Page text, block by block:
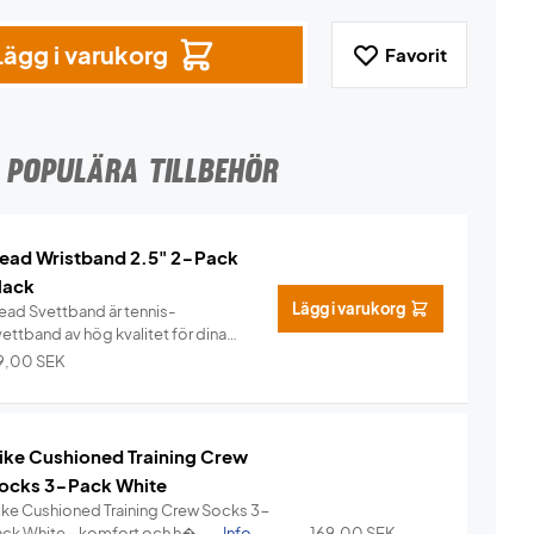
i varukorg Favorit
POPULÄRA TILLBEHÖR
Wristband 2.5" 2-Pack
Svettband är tennis-
av hög kvalitet för dina
Info
SEK
Lägg i varukorg
Cushioned Training Crew
3-Pack White
Cushioned Training Crew Socks 3-